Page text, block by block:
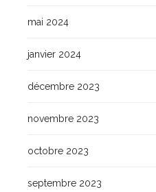
mai 2024
janvier 2024
décembre 2023
novembre 2023
octobre 2023
septembre 2023